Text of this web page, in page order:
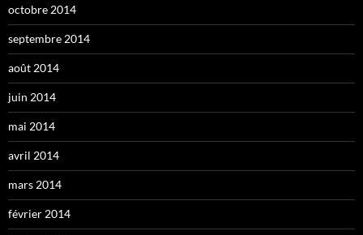
octobre 2014
septembre 2014
août 2014
juin 2014
mai 2014
avril 2014
mars 2014
février 2014